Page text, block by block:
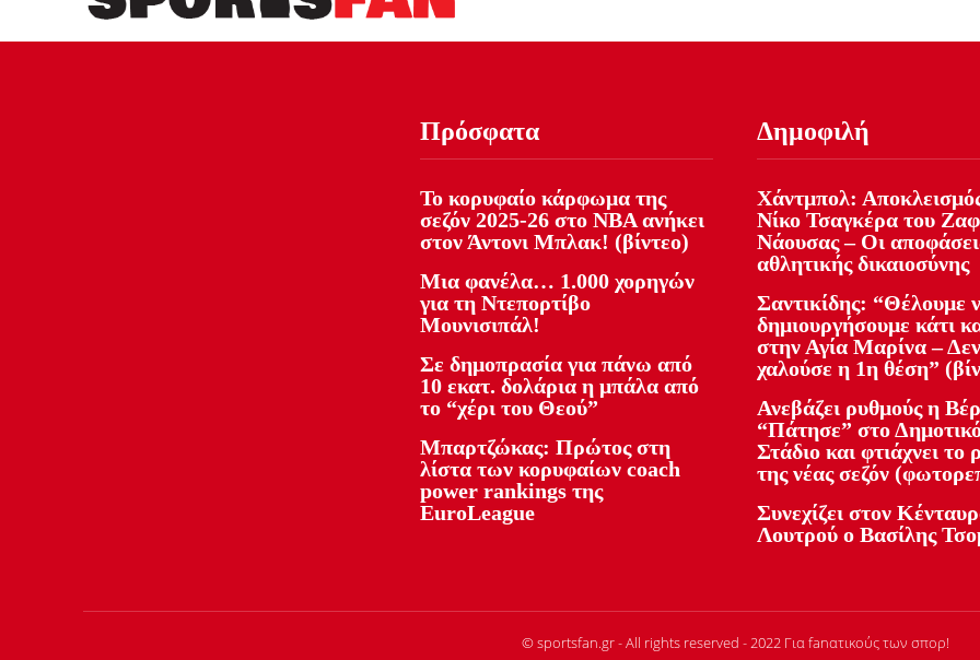
Πρόσφατα
Το κορυφαίο κάρφωμα της
σεζόν 2025-26 στο NBA ανήκει
στον Άντονι Μπλακ! (βίντεο)
Μια φανέλα… 1.000 χορηγών
για τη Ντεπορτίβο
Μουνισιπάλ!
Σε δημοπρασία για πάνω από
10 εκατ. δολάρια η μπάλα από
το “χέρι του Θεού”
Μπαρτζώκας: Πρώτος στη
λίστα των κορυφαίων coach
power rankings της
EuroLeague
Δημοφιλή
Χάντμπολ:
Νίκο Τσαγκέρα του
Νάουσας – Οι
αθλητικής δικαιοσύνης
Σαντικίδης: “Θέλουμε
δημιουργήσουμε κάτι
στην Αγία Μαρίνα –
χαλούσε η 1η θέση”
Ανεβάζει ρυθμούς η
“Πάτησε” στο
Στάδιο και φτιάχνει το
της νέας σεζόν
Συνεχίζει στον
Λουτρού ο Βασίλης
© sportsfan.gr - All rights reserved - 2022 Για fanατικούς των σπορ!